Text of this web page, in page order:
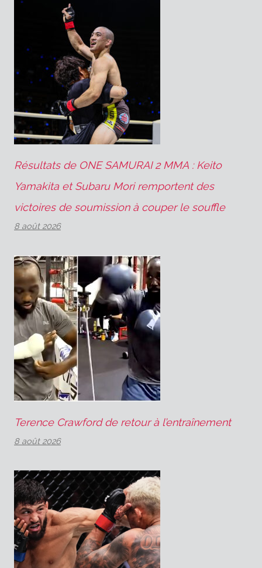
Résultats de ONE SAMURAI 2 MMA : Keito
Yamakita et Subaru Mori remportent des
victoires de soumission à couper le souffle
8 août 2026
Terence Crawford de retour à l’entraînement
8 août 2026